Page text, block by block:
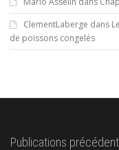
ClementLaberge dans
de poissons congelés
Publications